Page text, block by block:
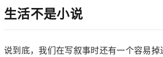
生活不是小说
说到底，我们在写叙事时还有一个容易